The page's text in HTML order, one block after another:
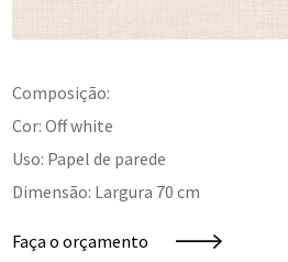
Composição:
Cor: Off white
Uso: Papel de parede
Dimensão: Largura 70 cm
Faça o orçamento